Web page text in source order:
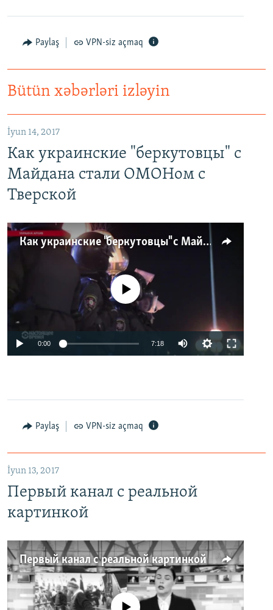
Paylaş VPN-siz açmaq
Bütün xəbərləri izləyin
İyun 14, 2017
Как украинские "беркутовцы" с
Майдана стали ОМОНом с
Тверской
Как украинские "беркутовцы" с Майдана стали ОМОНом с Тверской
No media source currently available
0:00 7:18
Paylaş VPN-siz açmaq
İyun 13, 2017
Первый канал с реальной
картинкой
Первый канал с реальной картинкой